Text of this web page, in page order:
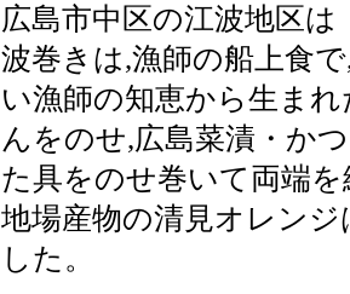
広島市中区の江波地区
波巻きは,漁師の船上食
い漁師の知恵から生ま
んをのせ,広島菜漬・か
た具をのせ巻いて両端
地場産物の清見オレン
した。